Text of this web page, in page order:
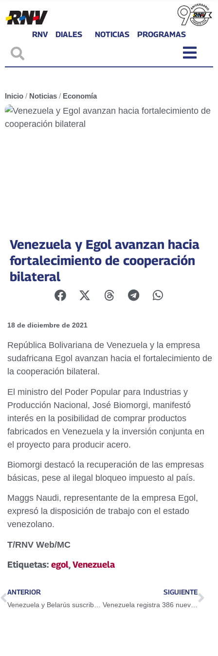
RNV DIALES NOTICIAS PROGRAMAS
Inicio / Noticias / Economía
Venezuela y Egol avanzan hacia
fortalecimiento de cooperación
bilateral
18 de diciembre de 2021
República Bolivariana de Venezuela y la empresa
sudafricana Egol avanzan hacia el fortalecimiento de
la cooperación bilateral.
El ministro del Poder Popular para Industrias y
Producción Nacional, José Biomorgi, manifestó
interés en la posibilidad de comprar productos
fabricados en Venezuela y la inversión conjunta en
el proyecto para producir acero.
Biomorgi destacó la recuperación de las empresas
básicas, pese al ilegal bloqueo impuesto al país.
Maggs Naudi, representante de la empresa Egol,
expresó la disposición de trabajo con el estado
venezolano.
T/RNV Web/MC
Etiquetas: egol,Venezuela
ANTERIOR
Venezuela y Belarús suscriben acuerdos de cooperación para el desarrollo en áreas estratégicas
SIGUIENTE
Venezuela registra 386 nuevos casos de Covid-19 en las últimas 24 horas